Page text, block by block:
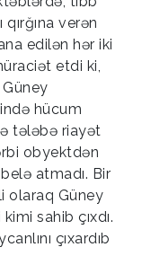
verən
edilən hər iki
etdi ki,
hücum
tələbə riayət
obyektdən
atmadı. Bir
olaraq Güney
sahib çıxdı.
çıxardıb